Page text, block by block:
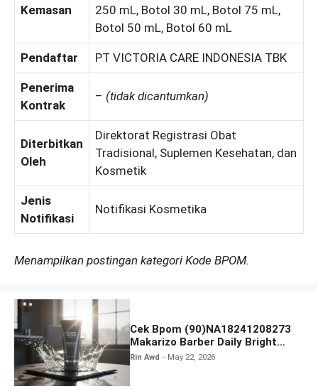
Kemasan
250 mL, Botol 30 mL, Botol 75 mL,
Botol 50 mL, Botol 60 mL
Pendaftar PT VICTORIA CARE INDONESIA TBK
Penerima
Kontrak
– (tidak dicantumkan)
Diterbitkan
Oleh
Direktorat Registrasi Obat
Tradisional, Suplemen Kesehatan, dan
Kosmetik
Jenis
Notifikasi
Notifikasi Kosmetika
Menampilkan postingan kategori Kode BPOM.
Cek Bpom (90)NA18241208273
Makarizo Barber Daily Bright
Radiance Face Wash
Rin Awd May 22, 2026